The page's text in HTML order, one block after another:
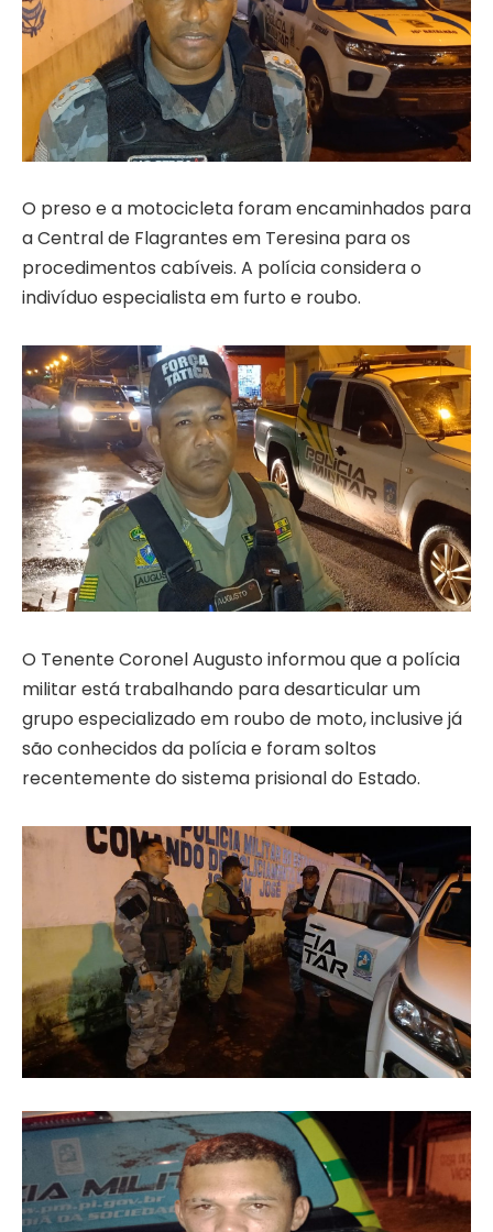
O preso e a motocicleta foram encaminhados para
a Central de Flagrantes em Teresina para os
procedimentos cabíveis. A polícia considera o
indivíduo especialista em furto e roubo.
O Tenente Coronel Augusto informou que a polícia
militar está trabalhando para desarticular um
grupo especializado em roubo de moto, inclusive já
são conhecidos da polícia e foram soltos
recentemente do sistema prisional do Estado.